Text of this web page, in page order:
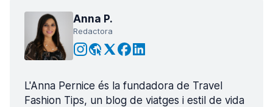
Anna P.
Redactora
L'Anna Pernice és la fundadora de Travel
Fashion Tips, un blog de viatges i estil de vida